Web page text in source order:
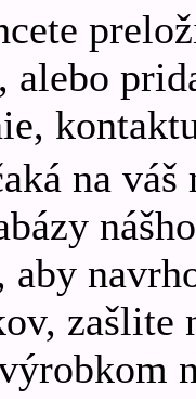
alebo
na
aby
zašlite